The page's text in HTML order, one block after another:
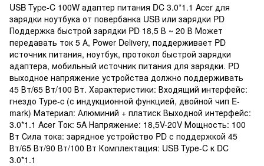
USB Type-C 100W адаптер питания DC 3.0*1.1 Acer для
зарядки ноутбука от повербанка USB или зарядки PD
Поддержка быстрой зарядки PD 18,5 В ~ 20 В Может
передавать ток 5 А, Power Delivery, поддерживает PD
источник питания, ноутбук, протокол быстрой зарядки
адаптера, мобильный источник питания для зарядки. PD
выходное напряжение устройства должно поддерживать
45 Вт/65 Вт/100 Вт. Характеристики: Входящий интерфейс:
гнездо Type-c (с индукционной функцией, двойной чип E-
mark) Материал: Алюминий + платиск Выходной интерфейс:
3.0*1.1 Acer Ток: 5A Напряжение: 18,5V-20V Мощность: 100
Вт Сила тока: зарядное устройство PD с поддержкой 45
Вт/65 Вт/90 Вт/100 Вт Комплектация: USB Type-C к DC
3.0*1.1